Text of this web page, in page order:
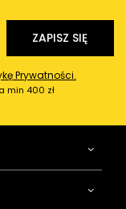
ZAPISZ SIĘ
Prywatności.
min 400 zł